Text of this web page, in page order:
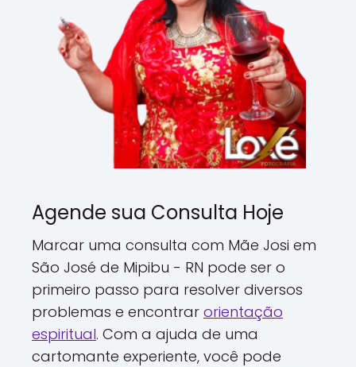
Agende sua Consulta Hoje
Marcar uma consulta com Mãe Josi em
São José de Mipibu - RN pode ser o
primeiro passo para resolver diversos
problemas e encontrar orientação
espiritual. Com a ajuda de uma
cartomante experiente, você pode